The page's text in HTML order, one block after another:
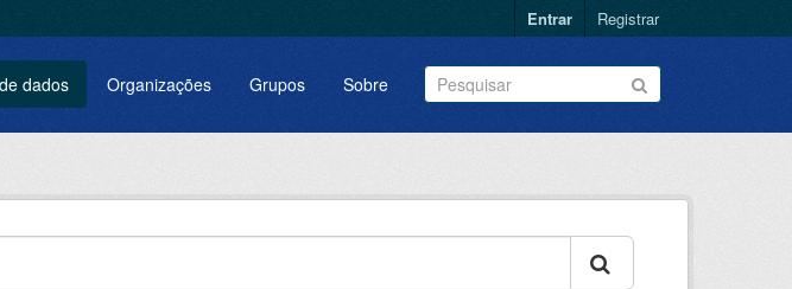
Entrar Registrar
dados Organizações Grupos Sobre